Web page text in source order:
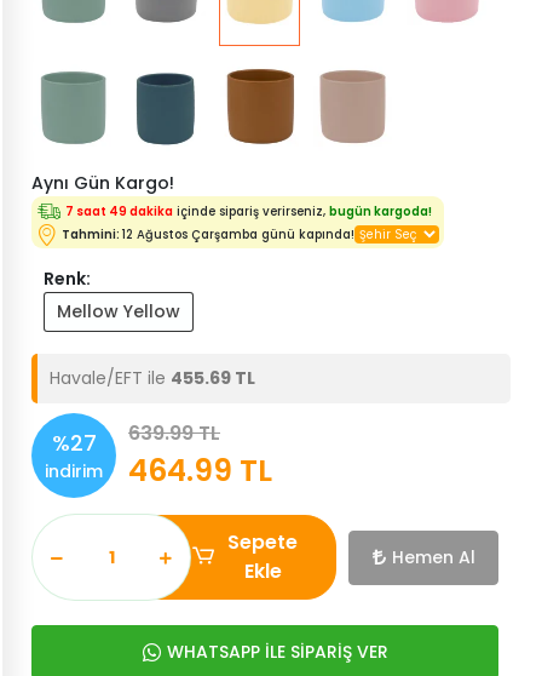
Aynı Gün Kargo!
7 saat 49 dakikaiçinde sipariş verirseniz, bugün kargoda!
Tahmini:12 Ağustos Çarşamba günü kapında!
Renk:
Mellow Yellow
Havale/EFT ile 455.69 TL
%27
indirim
639.99 TL
464.99 TL
Sepete
Ekle
Hemen Al
WHATSAPP İLE SİPARİŞ VER